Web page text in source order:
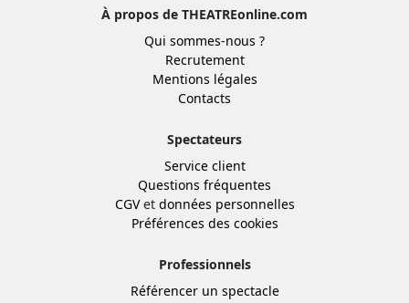
À propos de THEATREonline.com
Qui sommes-nous ?
Recrutement
Mentions légales
Contacts
Spectateurs
Service client
Questions fréquentes
CGVet données personnelles
Préférences des cookies
Professionnels
Référencer un spectacle